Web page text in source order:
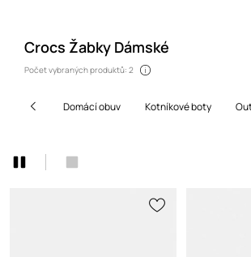
Crocs Žabky Dámské
Počet vybraných produktů: 2
domácí obuv kotníkové boty